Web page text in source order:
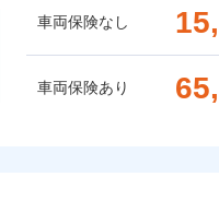
車両保険なし
車両保険あり